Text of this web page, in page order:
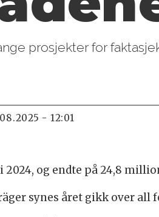
prosjekter for
- 12:01
og endte på 24,8
synes året gikk over all